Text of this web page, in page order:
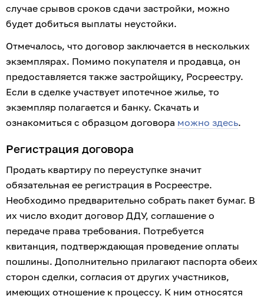
случае срывов сроков сдачи застройки, можно
будет добиться выплаты неустойки.
Отмечалось, что договор заключается в нескольких
экземплярах. Помимо покупателя и продавца, он
предоставляется также застройщику, Росреестру.
Если в сделке участвует ипотечное жилье, то
экземпляр полагается и банку. Скачать и
ознакомиться с образцом договора можно здесь.
Регистрация договора
Продать квартиру по переуступке значит
обязательная ее регистрация в Росреестре.
Необходимо предварительно собрать пакет бумаг. В
их число входит договор ДДУ, соглашение о
передаче права требования. Потребуется
квитанция, подтверждающая проведение оплаты
пошлины. Дополнительно прилагают паспорта обеих
сторон сделки, согласия от других участников,
имеющих отношение к процессу. К ним относятся